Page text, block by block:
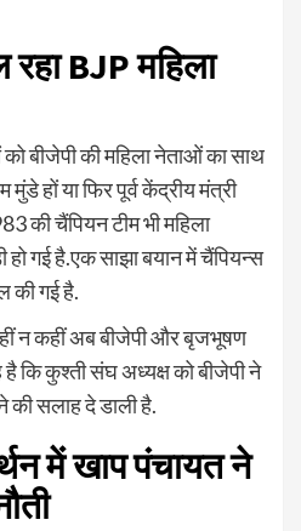
रहा BJP महिला
बीजेपी की महिला नेताओं का साथ
मुंडे हों या फिर पूर्व केंद्रीय मंत्री
की चैंपियन टीम भी महिला
गई है.एक साझा बयान में चैंपियन्स
की गई है.
न कहीं अब बीजेपी और बृजभूषण
कि कुश्ती संघ अध्यक्ष को बीजेपी ने
सलाह दे डाली है.
में खाप पंचायत ने